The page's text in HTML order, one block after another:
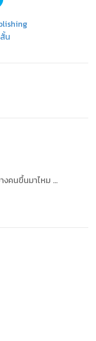
น
งคนขึ้นมาไหม
าเราย้อนกลับไปช่วง
ชัดเจนอีกครั้งในความ
มีแต่เรื่องที่เราอยาก
ดถึงเรื่องราวเก่าๆ
งเราในแบบที่ต่างกัน